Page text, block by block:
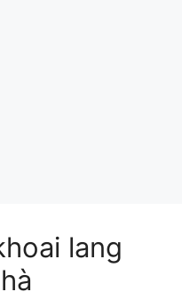
lang